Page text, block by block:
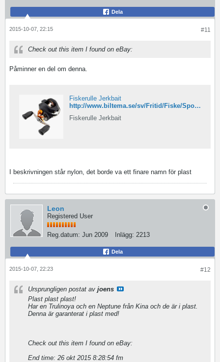
Dela
#11
2015-10-07, 22:15
Check out this item I found on eBay:
Påminner en del om denna.
Fiskerulle Jerkbait
http://www.biltema.se/sv/Fritid/Fiske/Spo-och-rulle/Fiskerulle-Jerkbait-2000034803/
Fiskerulle Jerkbait
I beskrivningen står nylon, det borde va ett finare namn för plast
Leon
Registered User
Reg.datum: Jun 2009 Inlägg: 2213
Dela
#12
2015-10-07, 22:23
Ursprungligen postat av joens
Plast plast plast!
Har en Trulinoya och en Neptune från Kina och de är i plast.
Denna är garanterat i plast med!
Check out this item I found on eBay:
End time: 26 okt 2015 8:28:54 fm